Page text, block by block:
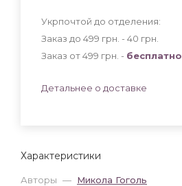
Характеристики
Авторы — Микола Гоголь
Укрпочтой до отделения:
Заказ до 499 грн. - 40 грн
Заказ от 499 грн. - бесплатно
Детальнее о доставке